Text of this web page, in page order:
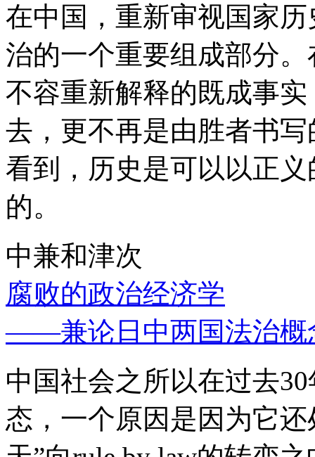
在中国，重新审视国家
治的一个重要组成部分
不容重新解释的既成事
去，更不再是由胜者书
看到，历史是可以以正
的。
中兼和津次
腐败的政治经济学
——兼论日中两国法治概
中国社会之所以在过去
态，一个原因是因为它